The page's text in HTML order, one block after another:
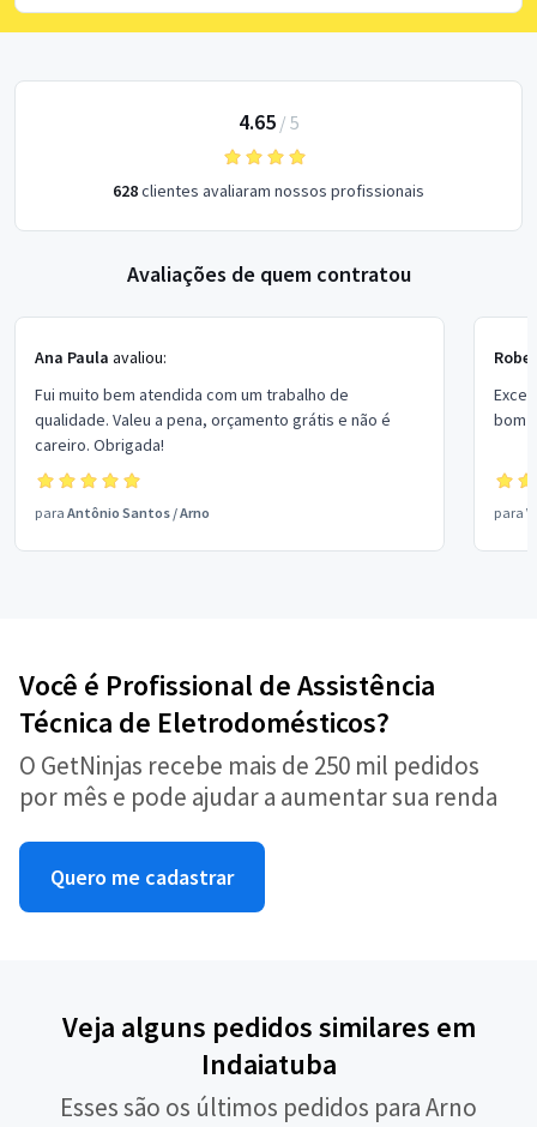
4.65/ 5
628clientes avaliaram nossos profissionais
Avaliações de quem contratou
Ana Paula avaliou:
Fui muito bem atendida com um trabalho de
qualidade. Valeu a pena, orçamento grátis e não é
careiro. Obrigada!
para Antônio Santos /Arno
bom
para
Você é Profissional de Assistência
Técnica de Eletrodomésticos?
O GetNinjas recebe mais de 250 mil pedidos
por mês e pode ajudar a aumentar sua renda
Quero me cadastrar
Veja alguns pedidos similares em
Indaiatuba
Esses são os últimos pedidos para Arno